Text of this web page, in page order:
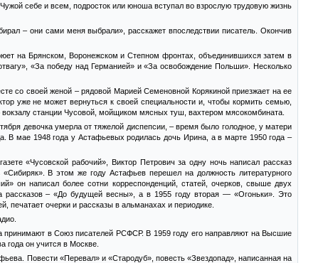
себе и всем, подросток или юноша вступал во взрослую трудовую жизнь
– они сами меня выбрали», расскажет впоследствии писатель. Окончив
на Брянском, Воронежском и Степном фронтах, объединившихся затем в
«За победу над Германией» и «За освобождение Польши». Несколько
со своей женой – рядовой Марией Семеновной Корякиной приезжает на ее
уже не может вернуться к своей специальности и, чтобы кормить семью,
станции Чусовой, мойщиком мясных туш, вахтером мясокомбината.
девочка умерла от тяжелой диспепсии, – время было голодное, у матери
В мае 1948 года у Астафьевых родилась дочь Ирина, а в марте 1950 года –
«Чусовской рабочий», Виктор Петрович за одну ночь написал рассказ
«Сибиряк». В этом же году Астафьев перешел на должность литературного
он написал более сотни корреспонденций, статей, очерков, свыше двух
рассказов – «До будущей весны», а в 1955 году вторая — «Огоньки». Это
печатает очерки и рассказы в альманахах и периодике.
принимают в Союз писателей РСФСР. В 1959 году его направляют на Высшие
года он учится в Москве.
Повести «Перевал» и «Стародуб», повесть «Звездопад», написанная на